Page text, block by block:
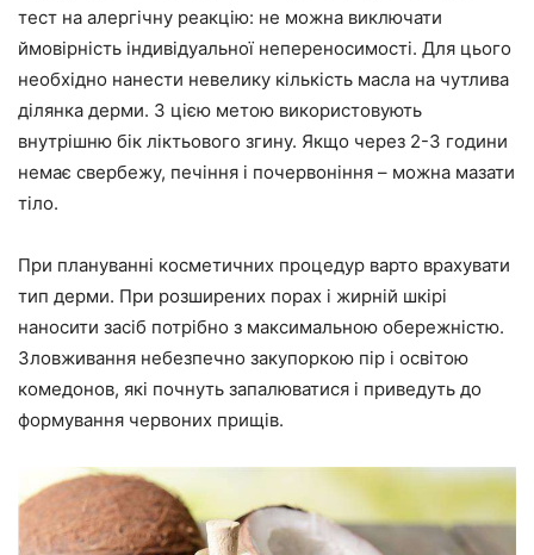
тест на алергічну реакцію: не можна виключати
ймовірність індивідуальної непереносимості. Для цього
необхідно нанести невелику кількість масла на чутлива
ділянка дерми. З цією метою використовують
внутрішню бік ліктьового згину. Якщо через 2-3 години
немає свербежу, печіння і почервоніння – можна мазати
тіло.
При плануванні косметичних процедур варто врахувати
тип дерми. При розширених порах і жирній шкірі
наносити засіб потрібно з максимальною обережністю.
Зловживання небезпечно закупоркою пір і освітою
комедонов, які почнуть запалюватися і приведуть до
формування червоних прищів.